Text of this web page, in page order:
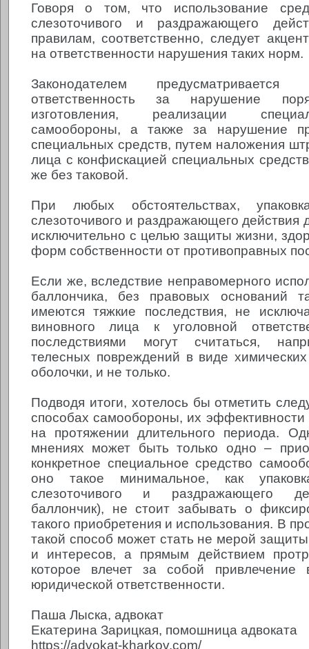
Говоря о том, что использование
слезоточивого и раздражающего
правилам, соответственно, следует
на ответственности нарушения таких
Законодателем предусматривается
ответственность за нарушение
изготовления, реализации
самообороны, а также за нарушение
специальных средств, путем наложения
лица с конфискацией специальных
же без таковой.
При любых обстоятельствах,
слезоточивого и раздражающего действия
исключительно с целью защиты жизни,
форм собственности от противоправных
Если же, вследствие неправомерного
баллончика, без правовых оснований
имеются тяжкие последствия, не
виновного лица к уголовной
последствиями могут считаться,
телесных повреждений в виде
оболочки, и не только.
Подводя итоги, хотелось бы отметить
способах самообороны, их
на протяжении длительного периода.
мнениях может быть только одно –
конкретное специальное средство
оно такое минимальное, как
слезоточивого и раздражающего
баллончик), не стоит забывать о
такого приобретения и использования. В
такой способ может стать не мерой
и интересов, а прямым действием
которое влечет за собой привлечение
юридической ответственности.
Паша Лыска, адвокат
Екатерина Зарицкая, помошница адвоката
https://advokat-kharkov.com/